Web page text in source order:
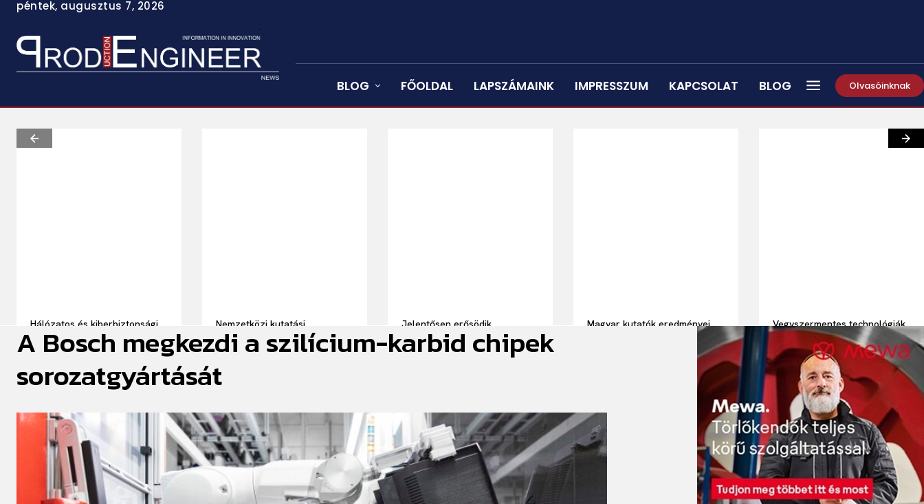
péntek, augusztus 7, 2026
BLOG FŐOLDAL LAPSZÁMAINK IMPRESSZUM KAPCSOLAT BLOG Olvasóinknak
Hálózatos és kiberbiztonsági
területen világszinten jegyzik
a PTE MIK-et
Nemzetközi kutatási
együttműködésben
fejlesztenek extrém
kvantumszenzorokat a HUN-
REN Wigner kutatói
Jelentősen erősödik
Magyarország prenatális
genetikai vizsgálati kapacitása
– A GenePlanet felvásárolta a
Magyar kutatók eredményei
járművek és robotika jövőjét
Vegyszermentes technológiák
a víztisztításban: klór helyett
akár UV-fénnyel vagy ózonnal
is fertőtleníthető az ivóvíz
A Bosch megkezdi a szilícium-karbid chipek
sorozatgyártását